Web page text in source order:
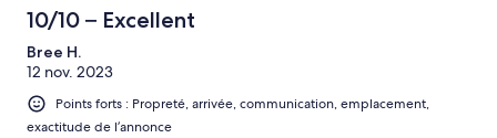
10/10 – Excellent
Bree H.
12 nov. 2023
Points forts : Propreté, arrivée, communication, emplacement,
exactitude de l’annonce